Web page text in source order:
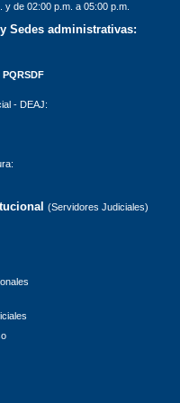
de 02:00 p.m. a 05:00 p.m.
Sedes administrativas:
PQRSDF
- DEAJ:
(Servidores Judiciales)